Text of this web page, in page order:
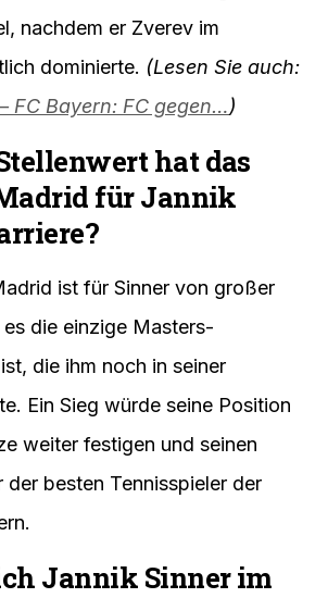
nachdem er Zverev im
dominierte. (Lesen Sie auch:
FC Bayern: FC gegen…)
hat das
für Jannik
ist für Sinner von großer
die einzige Masters-
die ihm noch in seiner
Ein Sieg würde seine Position
weiter festigen und seinen
der besten Tennisspieler der
Jannik Sinner im